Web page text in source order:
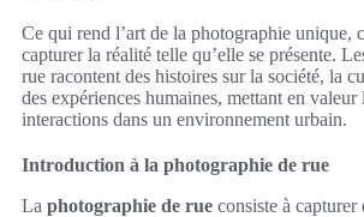
Ce qui rend l’art de la photographie unique,
capturer la réalité telle qu’elle se présente.
rue racontent des histoires sur la société, la
des expériences humaines, mettant en valeur
interactions dans un environnement urbain.
Introduction à la photographie de rue
La photographie de rue consiste à capturer